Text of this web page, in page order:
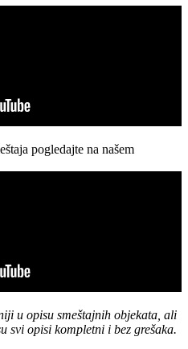
pogledajte na našem
u opisu smeštajnih objekata, ali
svi opisi kompletni i bez grešaka.